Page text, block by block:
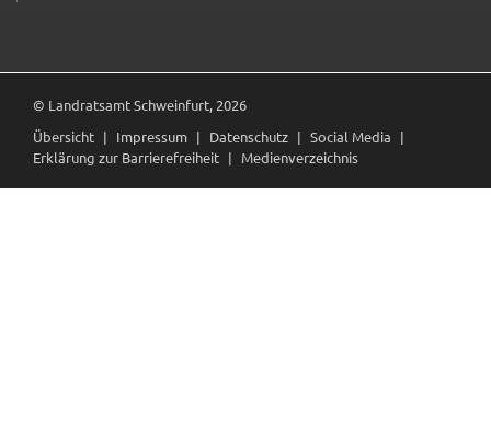
© Landratsamt Schweinfurt, 2026
Übersicht
Impressum Datenschutz
Social Media
Erklärung zur Barrierefreiheit
Medienverzeichnis